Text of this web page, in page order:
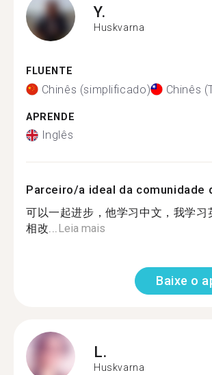
Y.
Huskvarna
FLUENTE
Chinês (simplificado) Chinês
APRENDE
Inglês
Parceiro/a ideal da comunidade
可以一起进步，他学习中文，我学习
相改...Leia mais
Baixe o
L.
Huskvarna